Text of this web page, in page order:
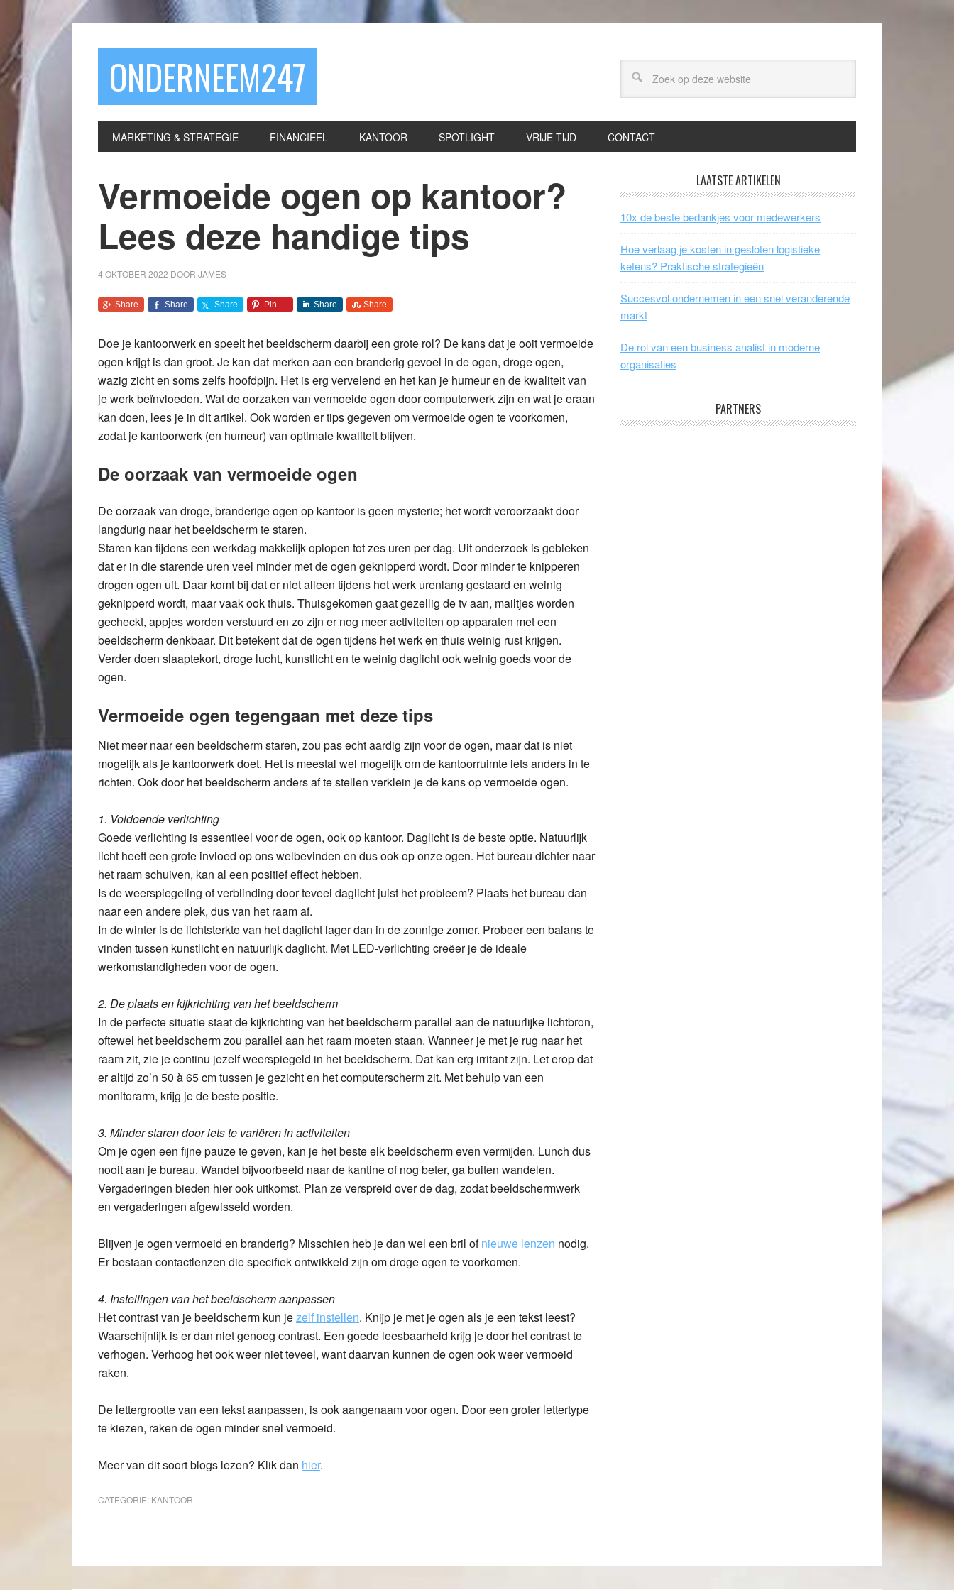
ONDERNEEM247
MARKETING & STRATEGIE FINANCIEEL KANTOOR SPOTLIGHT VRIJE TIJD CONTACT
Vermoeide ogen op kantoor?
Lees deze handige tips
4 OKTOBER 2022 DOOR JAMES
Share Share Share Pin Share Share
Doe je kantoorwerk en speelt het beeldscherm daarbij een grote rol? De kans dat je ooit vermoeide
ogen krijgt is dan groot. Je kan dat merken aan een branderig gevoel in de ogen, droge ogen,
wazig zicht en soms zelfs hoofdpijn. Het is erg vervelend en het kan je humeur en de kwaliteit van
je werk beïnvloeden. Wat de oorzaken van vermoeide ogen door computerwerk zijn en wat je eraan
kan doen, lees je in dit artikel. Ook worden er tips gegeven om vermoeide ogen te voorkomen,
zodat je kantoorwerk (en humeur) van optimale kwaliteit blijven.
De oorzaak van vermoeide ogen
De oorzaak van droge, branderige ogen op kantoor is geen mysterie; het wordt veroorzaakt door
langdurig naar het beeldscherm te staren.
Staren kan tijdens een werkdag makkelijk oplopen tot zes uren per dag. Uit onderzoek is gebleken
dat er in die starende uren veel minder met de ogen geknipperd wordt. Door minder te knipperen
drogen ogen uit. Daar komt bij dat er niet alleen tijdens het werk urenlang gestaard en weinig
geknipperd wordt, maar vaak ook thuis. Thuisgekomen gaat gezellig de tv aan, mailtjes worden
gecheckt, appjes worden verstuurd en zo zijn er nog meer activiteiten op apparaten met een
beeldscherm denkbaar. Dit betekent dat de ogen tijdens het werk en thuis weinig rust krijgen.
Verder doen slaaptekort, droge lucht, kunstlicht en te weinig daglicht ook weinig goeds voor de
ogen.
Vermoeide ogen tegengaan met deze tips
Niet meer naar een beeldscherm staren, zou pas echt aardig zijn voor de ogen, maar dat is niet
mogelijk als je kantoorwerk doet. Het is meestal wel mogelijk om de kantoorruimte iets anders in te
richten. Ook door het beeldscherm anders af te stellen verklein je de kans op vermoeide ogen.
1. Voldoende verlichting
Goede verlichting is essentieel voor de ogen, ook op kantoor. Daglicht is de beste optie. Natuurlijk
licht heeft een grote invloed op ons welbevinden en dus ook op onze ogen. Het bureau dichter naar
het raam schuiven, kan al een positief effect hebben.
Is de weerspiegeling of verblinding door teveel daglicht juist het probleem? Plaats het bureau dan
naar een andere plek, dus van het raam af.
In de winter is de lichtsterkte van het daglicht lager dan in de zonnige zomer. Probeer een balans te
vinden tussen kunstlicht en natuurlijk daglicht. Met LED-verlichting creëer je de ideale
werkomstandigheden voor de ogen.
2. De plaats en kijkrichting van het beeldscherm
In de perfecte situatie staat de kijkrichting van het beeldscherm parallel aan de natuurlijke lichtbron,
oftewel het beeldscherm zou parallel aan het raam moeten staan. Wanneer je met je rug naar het
raam zit, zie je continu jezelf weerspiegeld in het beeldscherm. Dat kan erg irritant zijn. Let erop dat
er altijd zo’n 50 à 65 cm tussen je gezicht en het computerscherm zit. Met behulp van een
monitorarm, krijg je de beste positie.
3. Minder staren door iets te variëren in activiteiten
Om je ogen een fijne pauze te geven, kan je het beste elk beeldscherm even vermijden. Lunch dus
nooit aan je bureau. Wandel bijvoorbeeld naar de kantine of nog beter, ga buiten wandelen.
Vergaderingen bieden hier ook uitkomst. Plan ze verspreid over de dag, zodat beeldschermwerk
en vergaderingen afgewisseld worden.
Blijven je ogen vermoeid en branderig? Misschien heb je dan wel een bril ofnieuwe lenzen nodig.
Er bestaan contactlenzen die specifiek ontwikkeld zijn om droge ogen te voorkomen.
4. Instellingen van het beeldscherm aanpassen
Het contrast van je beeldscherm kun jezelf instellen. Knijp je met je ogen als je een tekst leest?
Waarschijnlijk is er dan niet genoeg contrast. Een goede leesbaarheid krijg je door het contrast te
verhogen. Verhoog het ook weer niet teveel, want daarvan kunnen de ogen ook weer vermoeid
raken.
De lettergrootte van een tekst aanpassen, is ook aangenaam voor ogen. Door een groter lettertype
te kiezen, raken de ogen minder snel vermoeid.
Meer van dit soort blogs lezen? Klik dan hier.
CATEGORIE: KANTOOR
LAATSTE ARTIKELEN
10x de beste bedankjes voor medewerkers
Hoe verlaag je kosten in gesloten logistieke
ketens? Praktische strategieën
Succesvol ondernemen in een snel veranderende
markt
De rol van een business analist in moderne
organisaties
PARTNERS